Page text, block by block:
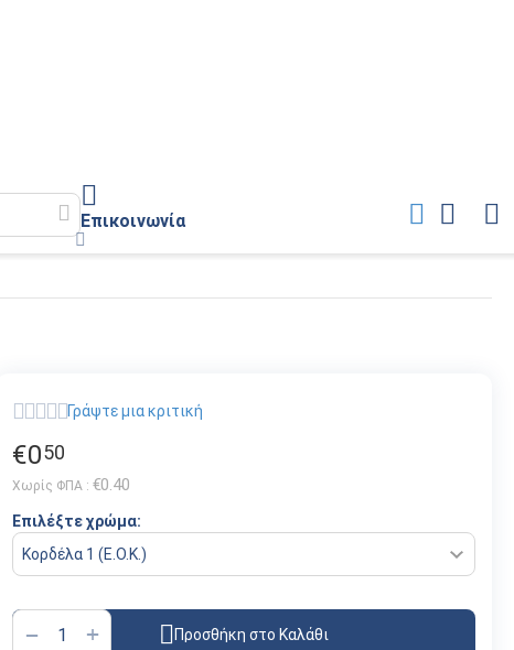
Επικοινωνία
Γράψτε μια κριτική
€050
Χωρίς ΦΠΑ : €0.40
Επιλέξτε χρώμα:
+
− Προσθήκη στο Καλάθι